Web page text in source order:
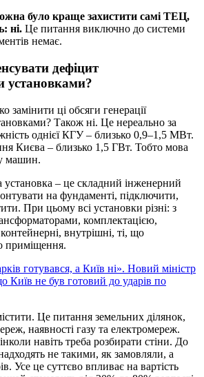
було краще захистити самі ТЕЦ,
ні. Це питання виключно до системи
немає.
дефіцит
установками?
ці обсяги генерації
Також ні. Це нереально за
однієї КГУ – близько 0,9–1,5 МВт.
Києва – близько 1,5 ГВт. Тобто мова
машин.
установка – це складний інженерний
на фундаменті, підключити,
При цьому всі установки різні: з
комплектацією,
внутрішні, ті, що
приміщення.
готувався, а Київ ні». Новий міністр
Київ не був готовий до ударів по
Це питання земельних ділянок,
наявності газу та електромереж.
навіть треба розбирати стіни. До
не такими, як замовляли, а
Усе це суттєво впливає на вартість